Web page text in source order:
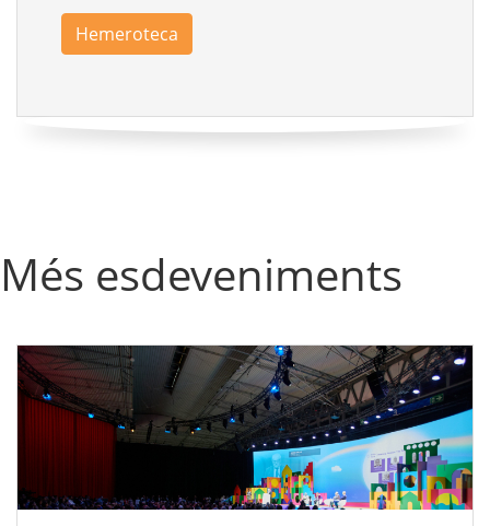
Hemeroteca
Més esdeveniments